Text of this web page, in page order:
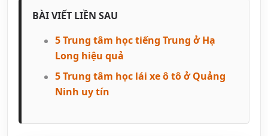
BÀI VIẾT LIỀN SAU
5 Trung tâm học tiếng Trung ở Hạ
Long hiệu quả
5 Trung tâm học lái xe ô tô ở Quảng
Ninh uy tín